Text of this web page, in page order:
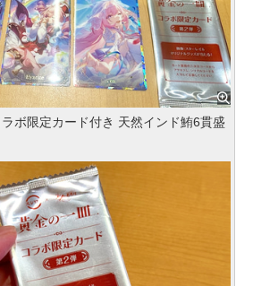
ボ限定カード付き 天然インド鮪6貫盛